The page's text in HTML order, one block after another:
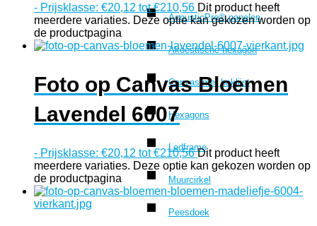
AcousticPro® panelen
Akoestische hexagon
Canvas met baklijst
Hexagons
Ledframe
Muurcirkel
Peesdoek
- Prijsklasse: €20,12 tot €210,56 Dit product heeft
meerdere variaties. Deze optie kan gekozen worden op
de productpagina
Foto op Canvas Bloemen
Lavendel 6007
- Prijsklasse: €20,12 tot €210,56 Dit product heeft
meerdere variaties. Deze optie kan gekozen worden op
de productpagina